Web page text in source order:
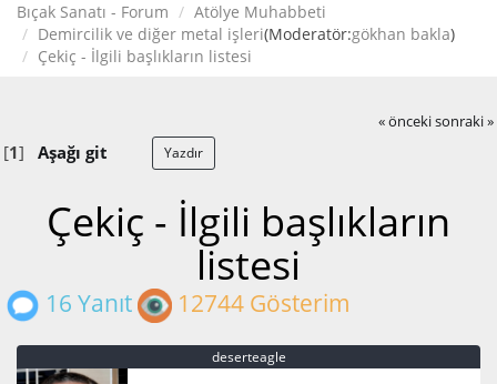
Bıçak Sanatı - Forum
Atölye Muhabbeti
Demircilik ve diğer metal işleri(Moderatör:gökhan bakla)
Çekiç - İlgili başlıkların listesi
« önceki sonraki »
Yazdır
[1] Aşağı git
Çekiç - İlgili başlıkların
listesi
16 Yanıt 12744 Gösterim
deserteagle